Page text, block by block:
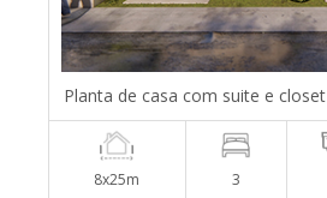
Planta de casa com suite e closet
8x25m 3